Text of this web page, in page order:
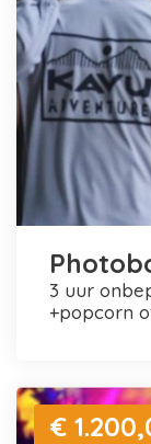
3 uur onbeperkt foto's maken en printen
+popcorn
€